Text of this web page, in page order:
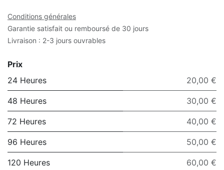
Conditions générales
Garantie satisfait ou remboursé de 30 jours
Livraison : 2-3 jours ouvrables
Prix
24 Heures
20,00 €
48 Heures 30,00 €
72 Heures 40,00 €
96 Heures 50,00 €
120 Heures 60,00 €